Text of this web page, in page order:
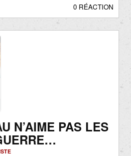
0 RÉACTION
N’AIME PAS LES